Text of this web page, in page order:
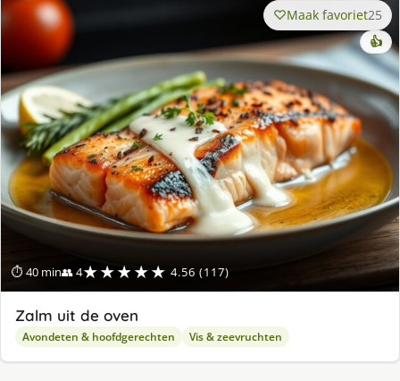
⏱ 40 min👥 4★★★★★ 4.56 (117)
Maak favoriet25
👍
Zalm uit de oven
Avondeten & hoofdgerechten Vis & zeevruchten